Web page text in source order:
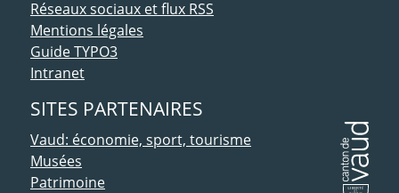
Réseaux sociaux et flux RSS
Mentions légales
Guide TYPO3
Intranet
SITES PARTENAIRES
Vaud: économie, sport, tourisme
Musées
Patrimoine